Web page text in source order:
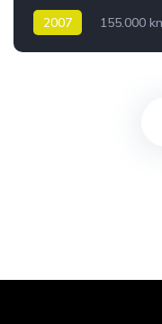
2007 155.000